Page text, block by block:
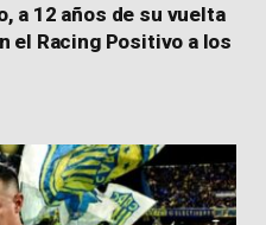
a 12 años de su vuelta
el Racing Positivo a los